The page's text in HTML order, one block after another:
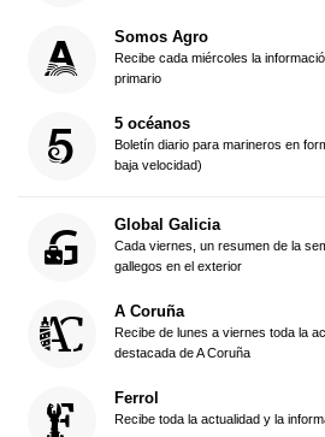
Somos Agro
Recibe cada miércoles la
primario
5 océanos
Boletín diario para marineros en
baja velocidad)
Global Galicia
Cada viernes, un resumen de la
gallegos en el exterior
A Coruña
Recibe de lunes a viernes toda la
destacada de A Coruña
Ferrol
Recibe toda la actualidad y la